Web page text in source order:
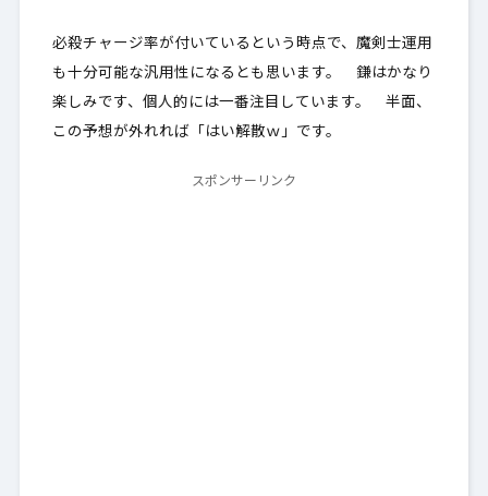
必殺チャージ率が付いているという時点で、魔剣士運用
も十分可能な汎用性になるとも思います。 鎌はかなり
楽しみです、個人的には一番注目しています。 半面、
この予想が外れれば「はい解散ｗ」です。
スポンサーリンク